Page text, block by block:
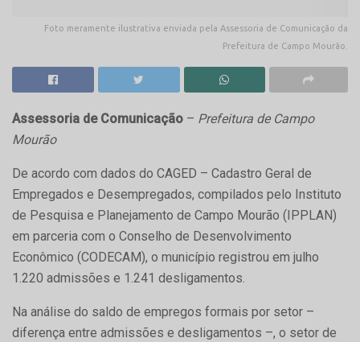
Foto meramente ilustrativa enviada pela Assessoria de Comunicação da
Prefeitura de Campo Mourão.
Assessoria de Comunicação – Prefeitura de Campo
Mourão
De acordo com dados do CAGED – Cadastro Geral de
Empregados e Desempregados, compilados pelo Instituto
de Pesquisa e Planejamento de Campo Mourão (IPPLAN)
em parceria com o Conselho de Desenvolvimento
Econômico (CODECAM), o município registrou em julho
1.220 admissões e 1.241 desligamentos.
Na análise do saldo de empregos formais por setor –
diferença entre admissões e desligamentos –, o setor de